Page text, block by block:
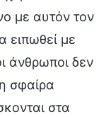
με αυτόν τον
ειπωθεί με
άνθρωποι δεν
σφαίρα
στα